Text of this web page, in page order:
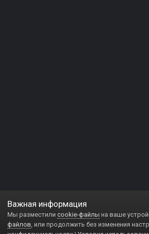
Важная информация
Мы разместили cookie-файлы на ваше
файлов, или продолжить без изменения